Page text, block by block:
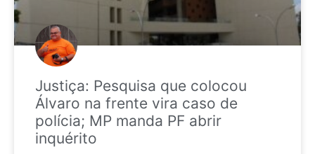
Justiça: Pesquisa que colocou
Álvaro na frente vira caso de
polícia; MP manda PF abrir
inquérito